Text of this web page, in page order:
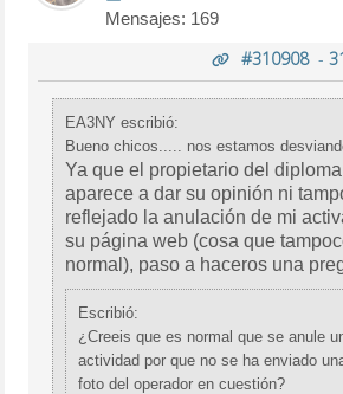
Mensajes: 169
#310908-
EA3NY escribió:
Bueno chicos..... nos estamos
Ya que el propietario del
aparece a dar su opinión ni
reflejado la anulación de mi
su página web (cosa que
normal), paso a haceros una
Escribió:
¿Creeis que es normal que se anule
actividad por que no se ha enviado
foto del operador en cuestión?